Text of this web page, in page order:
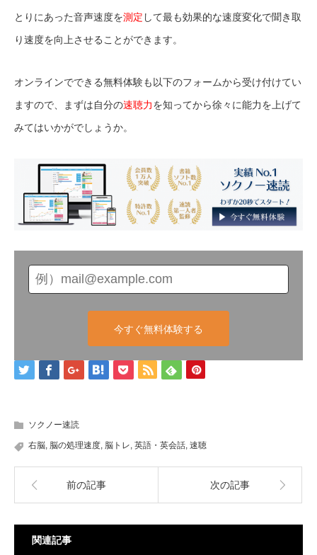
とりにあった音声速度を測定 して最も効果的な速度変化で聞き取
り速度を向上させることができます。
オンラインでできる無料体験も以下のフォームから受け付けてい
ますので、まずは自分の速聴力を知ってから徐々に能力を上げて
みてはいかがでしょうか。
今すぐ無料体験する
ソクノー速読
右脳, 脳の処理速度, 脳トレ, 英語・英会話, 速聴
前の記事 次の記事
関連記事